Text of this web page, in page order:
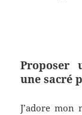
Proposer
une sacré
J’adore mon